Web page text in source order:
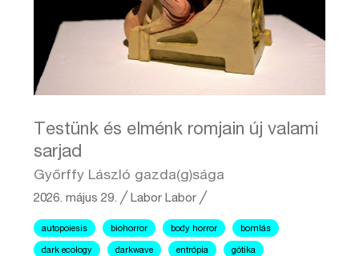
Testünk és elménk romjain új valami
sarjad
Győrffy László gazda(g)sága
2026. május 29. ╱ Labor Labor ╱
autopoiesis biohorror body horror bomlás
dark ecology darkwave entrópia gótika